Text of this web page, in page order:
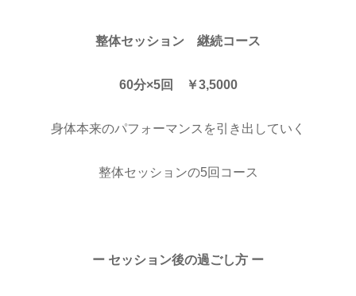
整体セッション 継続コース
60分×5回 ￥3,5000
身体本来のパフォーマンスを引き出していく
整体セッションの5回コース
ー セッション後の過ごし方 ー